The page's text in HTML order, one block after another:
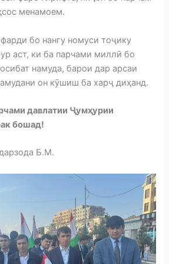
менамоем.
бо нангу номуси тоҷику
аст, ки ба парчами миллӣ бо
намуда, барои дар арсаи
он кӯшиш ба харҷ диҳанд.
давлатии Ҷумҳурии
бошад!
Б.М.